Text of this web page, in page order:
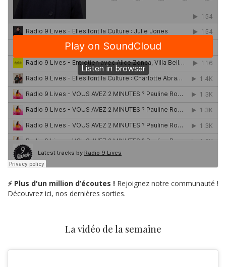
⚡ Plus d'un million d’écoutes ! Rejoignez notre communauté !
Découvrez ici, nos dernières sorties.
La vidéo de la semaine